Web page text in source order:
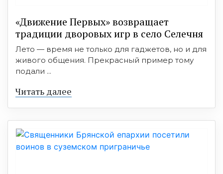
«Движение Первых» возвращает
традиции дворовых игр в село Селечня
Лето — время не только для гаджетов, но и для
живого общения. Прекрасный пример тому
подали ...
Читать далее